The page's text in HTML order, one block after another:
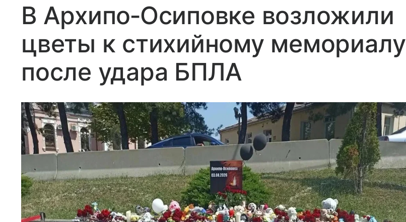
В Архипо‐Осиповке возложили
цветы к стихийному мемориалу
после удара БПЛА